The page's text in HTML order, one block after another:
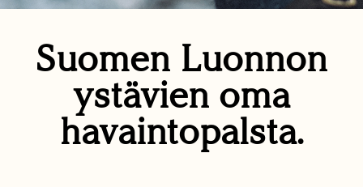
Suomen Luonnon
ystävien oma
havaintopalsta.